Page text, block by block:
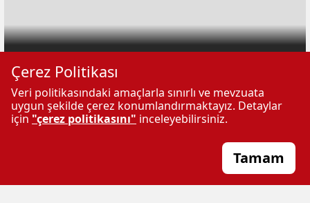
Lastik 4 Aracı Birbirine Katladı
ÇOK OKUNANLAR
Çerez Politikası
Veri politikasındaki amaçlarla sınırlı ve mevzuata
uygun şekilde çerez konumlandırmaktayız. Detaylar
için "çerez politikasını" inceleyebilirsiniz.
Tamam